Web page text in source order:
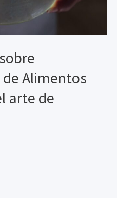
Alimentos
arte de